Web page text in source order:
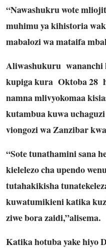
“Nawashukru wote
muhimu ya kihistoria
mabalozi wa mataifa
Aliwashukuru wananchi
kupiga kura Oktoba 28
namna mlivyokomaa
kutambua kuwa
viongozi wa Zanzibar
“Sote tunathamini sana
kielelezo cha upendo
tutahakikisha
kuwatumikieni katika
ziwe bora zaidi,”alisema.
Katika hotuba yake hiyo